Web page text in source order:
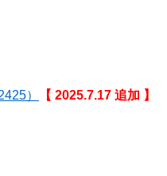
） 【 2025.7.17 追加 】